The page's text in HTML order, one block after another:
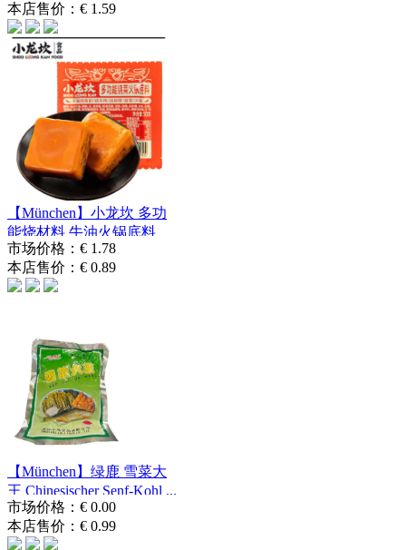
本店售价： € 1.59
【München】小龙坎 多功
能烧材料 牛油火锅底料
Butter-Hotpot...
市场价格： € 1.78
本店售价： € 0.89
【München】绿鹿 雪菜大
王 Chinesischer Senf-Kohl ...
市场价格： € 0.00
本店售价： € 0.99